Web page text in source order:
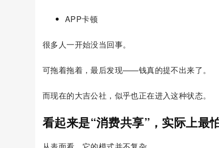
APP卡顿
很多人一开始没当回事。
可拖着拖着，最后发现——钱真的提不出来了。
而现在的大吉公社，似乎也正在进入这种状态。
看起来是“消费共享”，实际上最